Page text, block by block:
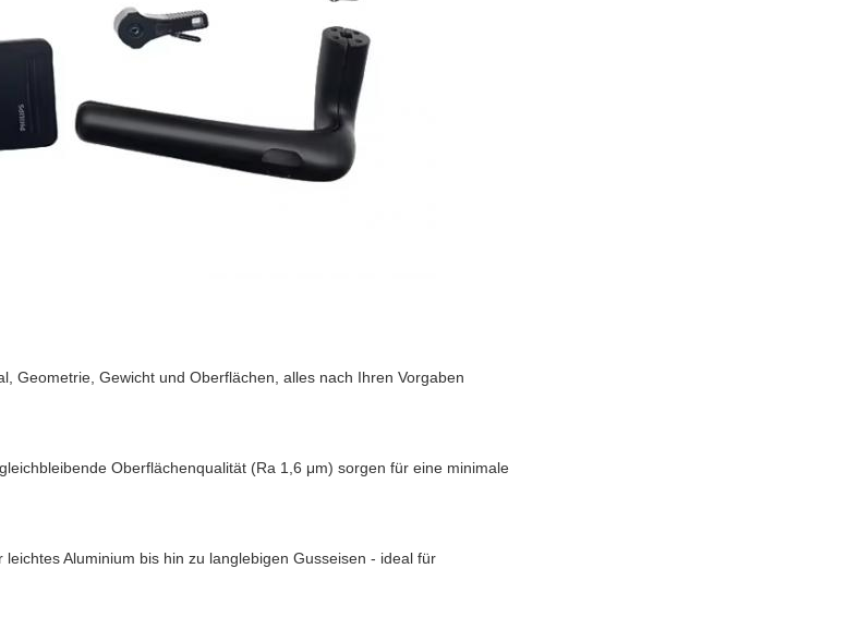
Geometrie, Gewicht und Oberflächen, alles nach Ihren Vorgaben
Oberflächenqualität (Ra 1,6 μm) sorgen für eine minimale
Aluminium bis hin zu langlebigen Gusseisen - ideal für